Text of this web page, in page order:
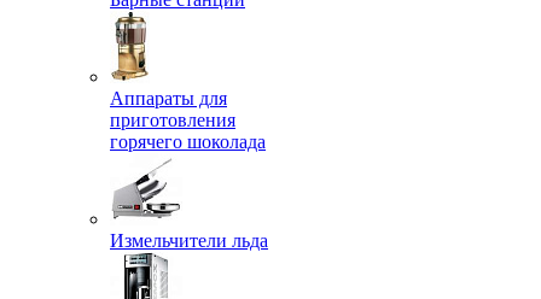
Аппараты для
приготовления
горячего шоколада
Измельчители льда